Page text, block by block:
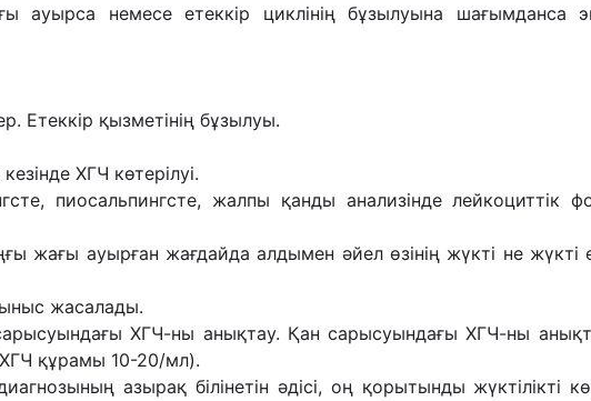
ауырса немесе етеккір циклінің бұзылуына шағымданса
Етеккір қызметінің бұзылуы.
ХГЧ көтерілуі.
пиосальпингсте, жалпы қанды анализінде лейкоциттік
жағы ауырған жағдайда алдымен әйел өзінің жүкті не жүкті
жасалады.
ХГЧ-ны анықтау. Қан сарысуындағы ХГЧ-ны
құрамы 10-20/мл).
азырақ білінетін әдісі, оң қорытынды жүктілікті